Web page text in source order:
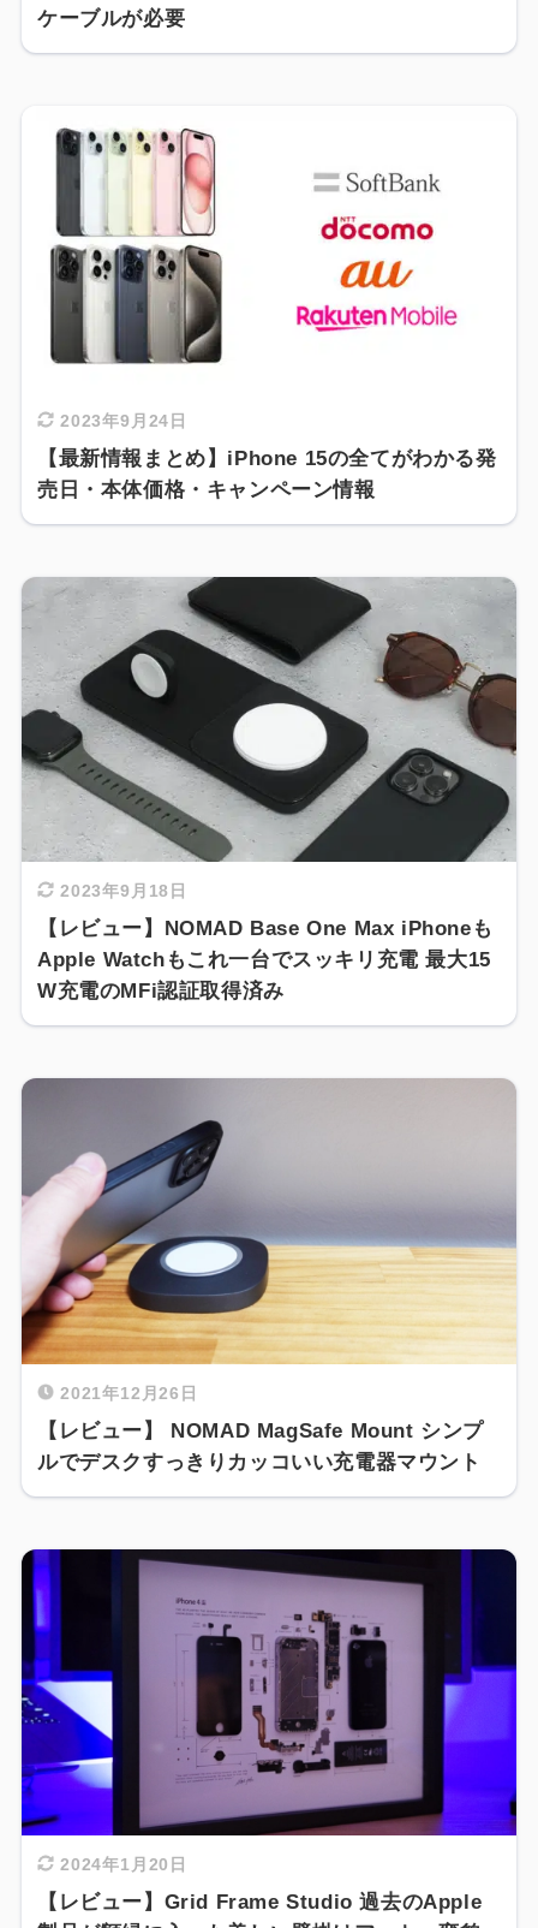
ケーブルが必要
2023年9月24日
【最新情報まとめ】iPhone 15の全てがわかる発
売日・本体価格・キャンペーン情報
2023年9月18日
【レビュー】NOMAD Base One Max iPhoneも
Apple Watchもこれ一台でスッキリ充電 最大15
W充電のMFi認証取得済み
2021年12月26日
【レビュー】 NOMAD MagSafe Mount シンプ
ルでデスクすっきりカッコいい充電器マウント
2024年1月20日
【レビュー】Grid Frame Studio 過去のApple